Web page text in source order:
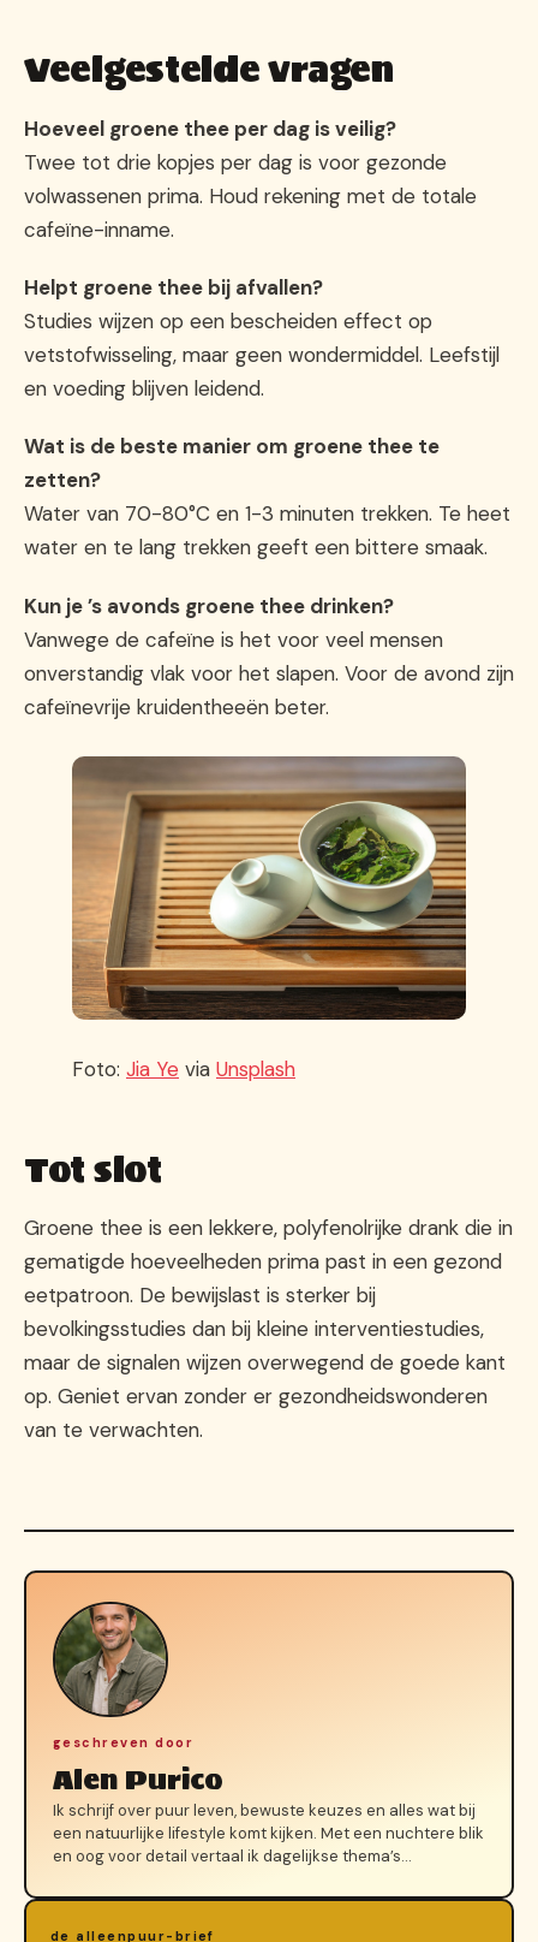
Veelgestelde vragen
Hoeveel groene thee per dag is veilig?
Twee tot drie kopjes per dag is voor gezonde
volwassenen prima. Houd rekening met de totale
cafeïne-inname.
Helpt groene thee bij afvallen?
Studies wijzen op een bescheiden effect op
vetstofwisseling, maar geen wondermiddel. Leefstijl
en voeding blijven leidend.
Wat is de beste manier om groene thee te
zetten?
Water van 70-80°C en 1-3 minuten trekken. Te heet
water en te lang trekken geeft een bittere smaak.
Kun je ’s avonds groene thee drinken?
Vanwege de cafeïne is het voor veel mensen
onverstandig vlak voor het slapen. Voor de avond zijn
cafeïnevrije kruidentheeën beter.
Foto: Jia Ye via Unsplash
Tot slot
Groene thee is een lekkere, polyfenolrijke drank die in
gematigde hoeveelheden prima past in een gezond
eetpatroon. De bewijslast is sterker bij
bevolkingsstudies dan bij kleine interventiestudies,
maar de signalen wijzen overwegend de goede kant
op. Geniet ervan zonder er gezondheidswonderen
van te verwachten.
geschreven door
Alen Purico
Ik schrijf over puur leven, bewuste keuzes en alles wat bij
een natuurlijke lifestyle komt kijken. Met een nuchtere blik
en oog voor detail vertaal ik dagelijkse thema’s…
de alleenpuur-brief